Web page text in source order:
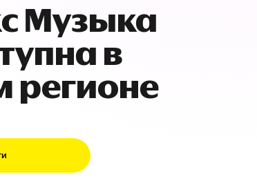
Музыка
в
регионе